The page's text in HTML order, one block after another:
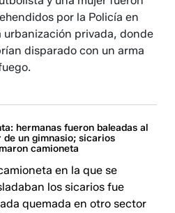
por la Policía en
urbanización privada, donde
disparado con un arma
hermanas fueron baleadas al
de un gimnasio; sicarios
camioneta
en la que se
los sicarios fue
quemada en otro sector